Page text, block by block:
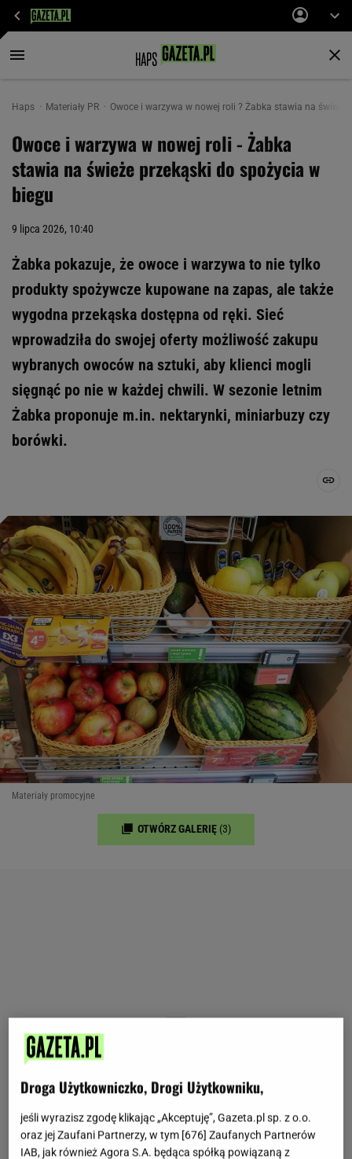
Haps Materiały PR Owoce i warzywa w nowej roli ? Żabka stawia na
Owoce i warzywa w nowej roli - Żabka
stawia na świeże przekąski do spożycia w
biegu
9 lipca 2026, 10:40
Żabka pokazuje, że owoce i warzywa to nie tylko
produkty spożywcze kupowane na zapas, ale także
wygodna przekąska dostępna od ręki. Sieć
wprowadziła do swojej oferty możliwość zakupu
wybranych owoców na sztuki, aby klienci mogli
sięgnąć po nie w każdej chwili. W sezonie letnim
Żabka proponuje m.in. nektarynki, miniarbuzy czy
borówki.
Materiały promocyjne
OTWÓRZ GALERIĘ (3)
Droga Użytkowniczko, Drogi Użytkowniku,
jeśli wyrazisz zgodę klikając „Akceptuję”, Gazeta.pl sp. z o.o.
oraz jej Zaufani Partnerzy, w tym [676] Zaufanych Partnerów
IAB, jak również Agora S.A. będąca spółką powiązaną z